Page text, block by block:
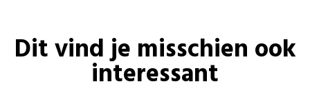
Dit vind je misschien ook
interessant